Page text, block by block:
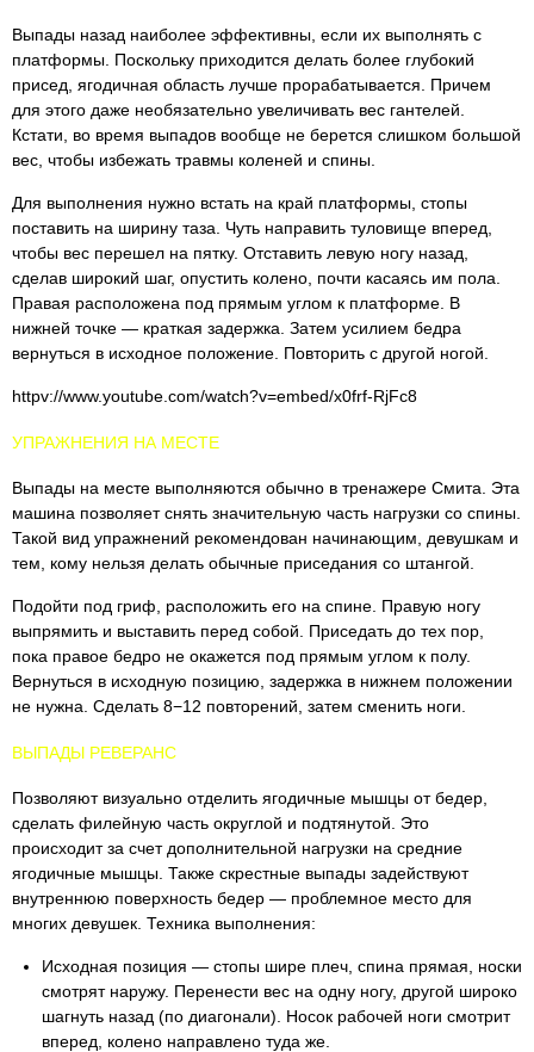
Выпады назад наиболее эффективны, если их выполнять с
платформы. Поскольку приходится делать более глубокий
присед, ягодичная область лучше прорабатывается. Причем
для этого даже необязательно увеличивать вес гантелей.
Кстати, во время выпадов вообще не берется слишком большой
вес, чтобы избежать травмы коленей и спины.
Для выполнения нужно встать на край платформы, стопы
поставить на ширину таза. Чуть направить туловище вперед,
чтобы вес перешел на пятку. Отставить левую ногу назад,
сделав широкий шаг, опустить колено, почти касаясь им пола.
Правая расположена под прямым углом к платформе. В
нижней точке — краткая задержка. Затем усилием бедра
вернуться в исходное положение. Повторить с другой ногой.
httpv://www.youtube.com/watch?v=embed/x0frf-RjFc8
УПРАЖНЕНИЯ НА МЕСТЕ
Выпады на месте выполняются обычно в тренажере Смита. Эта
машина позволяет снять значительную часть нагрузки со спины.
Такой вид упражнений рекомендован начинающим, девушкам и
тем, кому нельзя делать обычные приседания со штангой.
Подойти под гриф, расположить его на спине. Правую ногу
выпрямить и выставить перед собой. Приседать до тех пор,
пока правое бедро не окажется под прямым углом к полу.
Вернуться в исходную позицию, задержка в нижнем положении
не нужна. Сделать 8−12 повторений, затем сменить ноги.
ВЫПАДЫ РЕВЕРАНС
Позволяют визуально отделить ягодичные мышцы от бедер,
сделать филейную часть округлой и подтянутой. Это
происходит за счет дополнительной нагрузки на средние
ягодичные мышцы. Также скрестные выпады задействуют
внутреннюю поверхность бедер — проблемное место для
многих девушек. Техника выполнения:
Исходная позиция — стопы шире плеч, спина прямая, носки
смотрят наружу. Перенести вес на одну ногу, другой широко
шагнуть назад (по диагонали). Носок рабочей ноги смотрит
вперед, колено направлено туда же.